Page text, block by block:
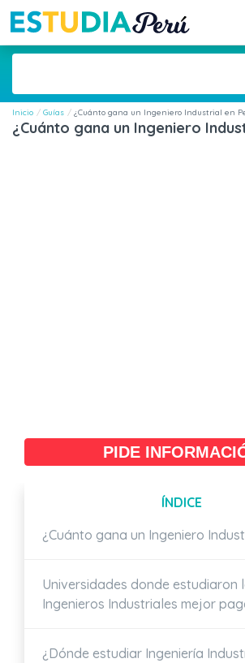
Inicio Guías ¿Cuánto gana un Ingeniero Industrial en
¿Cuánto gana un Ingeniero
PIDE
ÍNDICE
¿Cuánto gana un Ingeniero
Universidades donde estudiaron
Ingenieros Industriales mejor
¿Dónde estudiar Ingeniería